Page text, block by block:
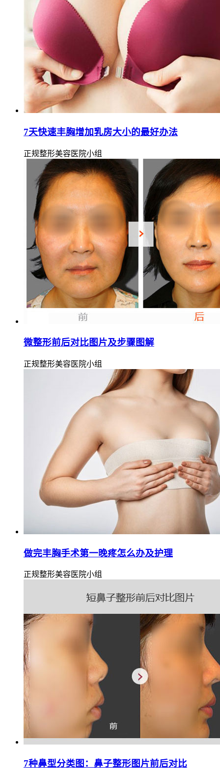
7天快速丰胸增加乳房大小的最好办法
正规整形美容医院小组
微整形前后对比图片及步骤图解
正规整形美容医院小组
做完丰胸手术第一晚疼怎么办及护理
正规整形美容医院小组
7种鼻型分类图：鼻子整形图片前后对比